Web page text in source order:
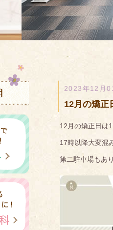
2023年12月
12月の矯正
12月の矯正日は
17時以降大変混
第二駐車場もあ